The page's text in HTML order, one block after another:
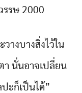
รรษ 2000
างบางสิ่งไว้ใน
นั่นอาจเปลี่ยน
ะก็เป็นได้”